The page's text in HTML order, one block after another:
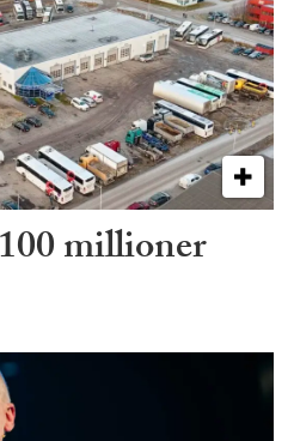
millioner